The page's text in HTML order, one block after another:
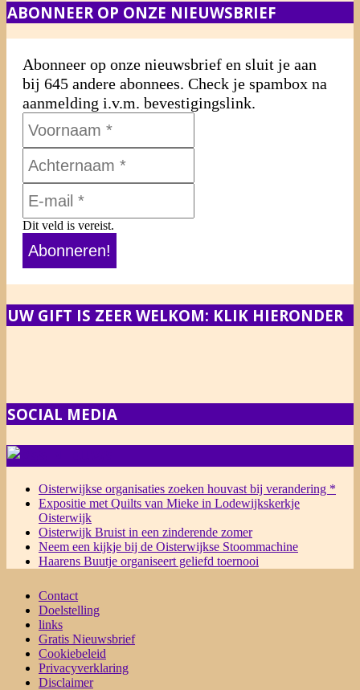
ABONNEER OP ONZE NIEUWSBRIEF
Abonneer op onze nieuwsbrief en sluit je aan
bij 645 andere abonnees. Check je spambox na
aanmelding i.v.m. bevestigingslink.
Dit veld is vereist.
UW GIFT IS ZEER WELKOM: KLIK HIERONDER
SOCIAL MEDIA
Oisterwijkse organisaties zoeken houvast bij verandering *
Expositie met Quilts van Mieke in Lodewijkskerkje
Oisterwijk
Oisterwijk Bruist in een zinderende zomer
Neem een kijkje bij de Oisterwijkse Stoommachine
Haarens Buutje organiseert geliefd toernooi
Contact
Doelstelling
links
Gratis Nieuwsbrief
Cookiebeleid
Privacyverklaring
Disclaimer